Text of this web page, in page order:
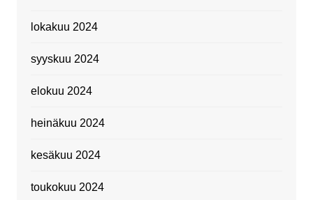
lokakuu 2024
syyskuu 2024
elokuu 2024
heinäkuu 2024
kesäkuu 2024
toukokuu 2024